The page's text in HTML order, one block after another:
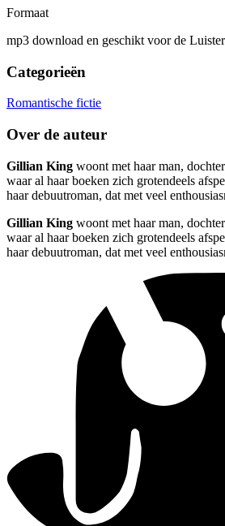
Formaat
mp3 download en geschikt voor de
Categorieën
Romantische fictie
Over de auteur
Gillian King woont met haar man,
waar al haar boeken zich grotendeels
haar debuutroman, dat met veel
Gillian King woont met haar man,
waar al haar boeken zich grotendeels
haar debuutroman, dat met veel